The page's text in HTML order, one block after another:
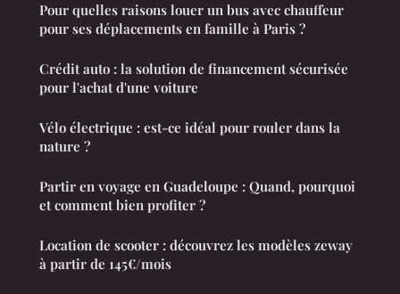
Pour quelles raisons louer un bus avec chauffeur
pour ses déplacements en famille à Paris ?
Crédit auto : la solution de financement sécurisée
pour l'achat d'une voiture
Vélo électrique : est-ce idéal pour rouler dans la
nature ?
Partir en voyage en Guadeloupe : Quand, pourquoi
et comment bien profiter ?
Location de scooter : découvrez les modèles zeway
à partir de 145€/mois